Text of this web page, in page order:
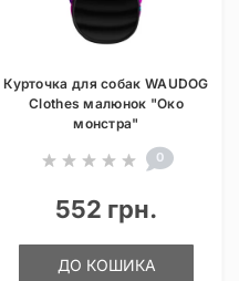
Курточка для собак WAUDOG
Clothes малюнок "Око
монстра"
0
552 грн.
ДО КОШИКА